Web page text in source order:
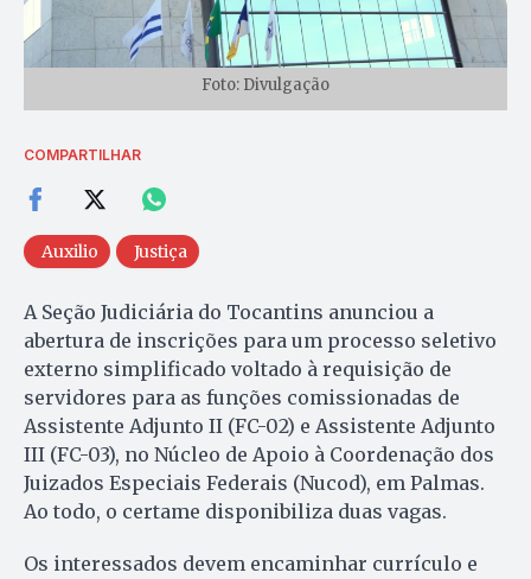
Foto: Divulgação
COMPARTILHAR
Auxilio Justiça
A Seção Judiciária do Tocantins anunciou a
abertura de inscrições para um processo seletivo
externo simplificado voltado à requisição de
servidores para as funções comissionadas de
Assistente Adjunto II (FC-02) e Assistente Adjunto
III (FC-03), no Núcleo de Apoio à Coordenação dos
Juizados Especiais Federais (Nucod), em Palmas.
Ao todo, o certame disponibiliza duas vagas.
Os interessados devem encaminhar currículo e